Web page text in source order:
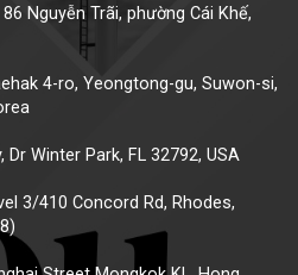
Nguyễn Trãi, phường Cái Khế,
4-ro, Yeongtong-gu, Suwon-si,
Dr Winter Park, FL 32792, USA
3/410 Concord Rd, Rhodes,